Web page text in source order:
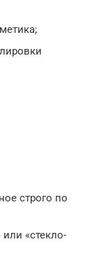
строго по
или «стекло-